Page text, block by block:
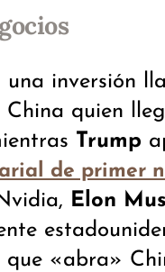
una inversión
China quien
Trump
de primer
Elon
que «abra»